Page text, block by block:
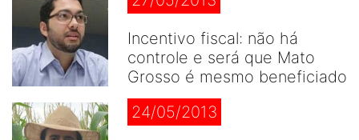
Incentivo fiscal: não há
controle e será que Mato
Grosso é mesmo beneficiado
24/05/2013